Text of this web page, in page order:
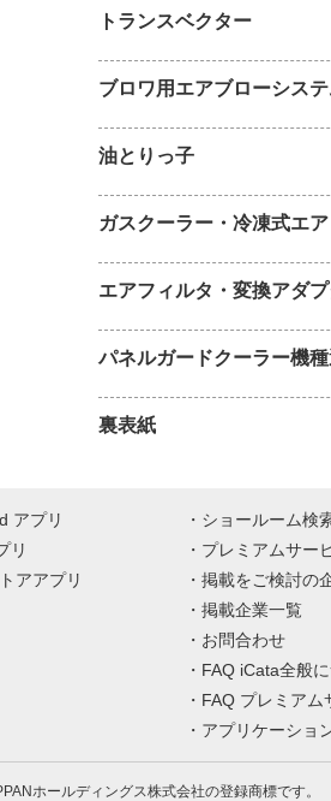
トランスベクター
ブロワ用エアブローシステ
油とりっ子
ガスクーラー・冷凍式エ
エアフィルタ・変換アダ
パネルガードクーラー機
裏表紙
アプリ
リ
アアプリ
ショールーム検
プレミアムサー
掲載をご検討の
掲載企業一覧
お問合わせ
FAQ iCata全般
FAQ プレミアム
アプリケーショ
ホールディングス株式会社の登録商標です。